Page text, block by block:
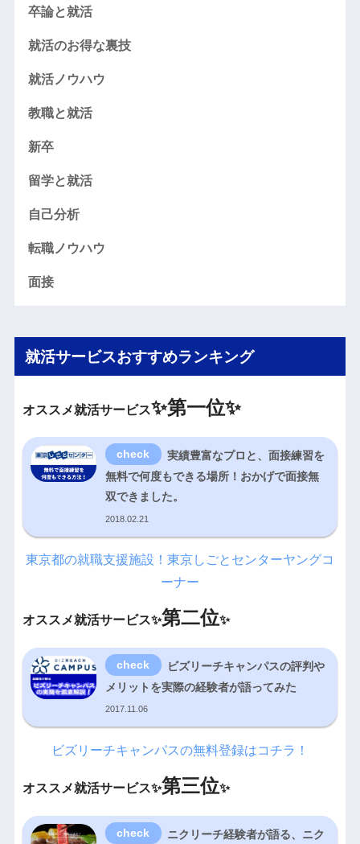
卒論と就活
就活のお得な裏技
就活ノウハウ
教職と就活
新卒
留学と就活
自己分析
転職ノウハウ
面接
就活サービスおすすめランキング
オススメ就活サービス✨第一位✨
実績豊富なプロと、面接練習を
無料で何度もできる場所！おかげで面接無
双できました。
2018.02.21
東京都の就職支援施設！東京しごとセンターヤングコ
ーナー
オススメ就活サービス✨第二位✨
ビズリーチキャンパスの評判や
メリットを実際の経験者が語ってみた
2017.11.06
ビズリーチキャンパスの無料登録はコチラ！
オススメ就活サービス✨第三位✨
ニクリーチ経験者が語る、ニク